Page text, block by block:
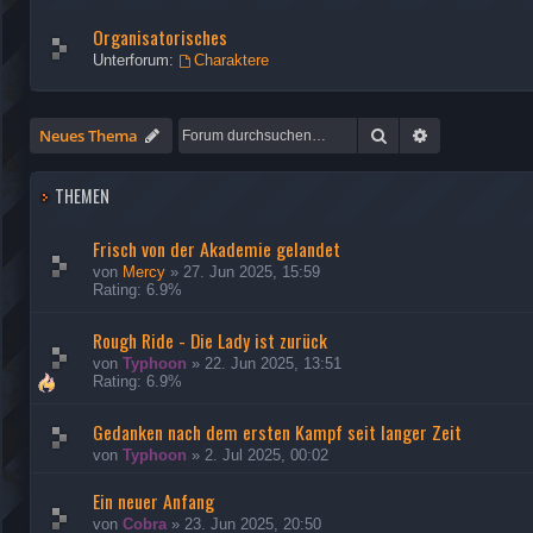
Organisatorisches
Unterforum: Charaktere
Neues Thema Suche
THEMEN
Frisch von der Akademie gelandet
von Mercy » 27. Jun 2025, 15:59
Rating: 6.9%
Rough Ride - Die Lady ist zurück
von Typhoon » 22. Jun 2025, 13:51
Rating: 6.9%
Gedanken nach dem ersten Kampf seit langer Zeit
von Typhoon » 2. Jul 2025, 00:02
Ein neuer Anfang
von Cobra » 23. Jun 2025, 20:50